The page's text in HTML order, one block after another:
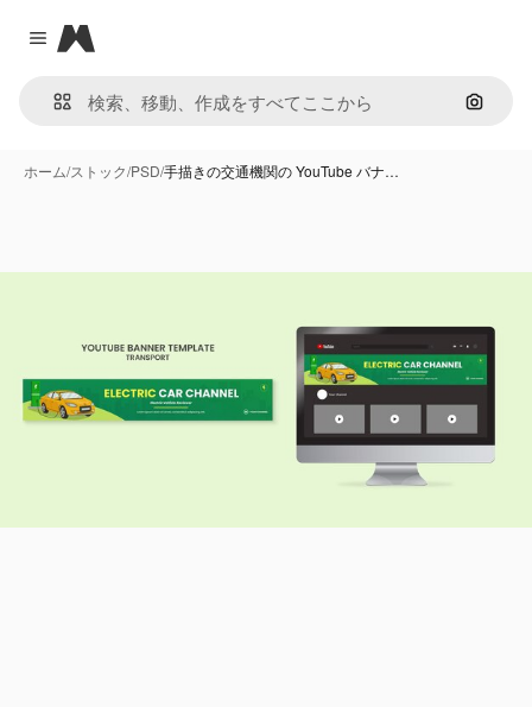
Close menu
Magnific
画像で
ホーム/ストック/PSD/手描きの交通機関の YouTube バナ…